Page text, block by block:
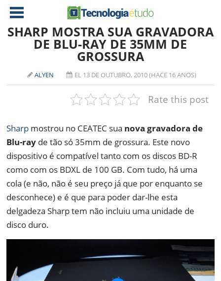
AMD
NVIDIA
SOFTWARE
NOTEBOOKS
TABLETS
NOKIA
DOWNLOADS
ANÁLISE
SHARP MOSTRA SUA GRAVADORA
DE BLU-RAY DE 35MM DE
GROSSURA
ALYEN EL 13 DE OUTUBRO, 2010 (HACE 16 ANOS)
Rate this post
Sharp mostrou no CEATEC sua nova gravadora de
Blu-ray de tão só 35mm de grossura. Este novo
dispositivo é compatível tanto com os discos BD-R
como com os BDXL de 100 GB. Com tudo, há uma
cola (e não, não é seu preço já que por enquanto se
desconhece) e é que para poder dar-lhe esta
delgadeza Sharp tem não incluiu uma unidade de
disco duro.